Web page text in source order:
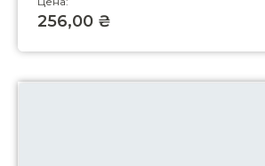
256,00 ₴